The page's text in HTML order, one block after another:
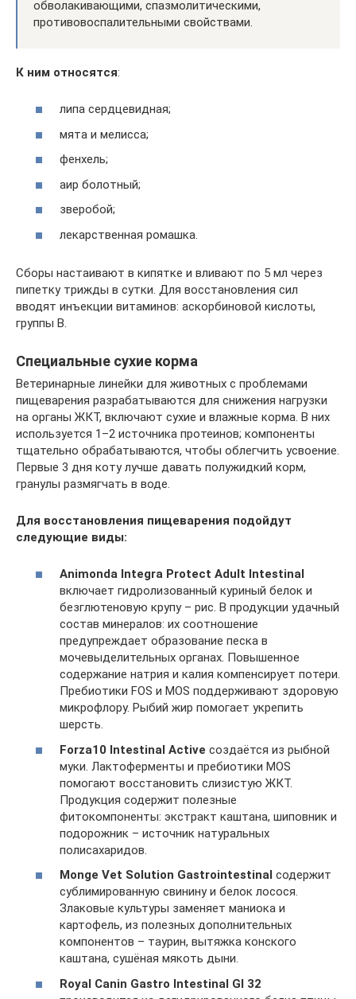
обволакивающими, спазмолитическими,
противовоспалительными свойствами.
К ним относятся:
липа сердцевидная;
мята и мелисса;
фенхель;
аир болотный;
зверобой;
лекарственная ромашка.
Сборы настаивают в кипятке и вливают по 5 мл через
пипетку трижды в сутки. Для восстановления сил
вводят инъекции витаминов: аскорбиновой кислоты,
группы B.
Специальные сухие корма
Ветеринарные линейки для животных с проблемами
пищеварения разрабатываются для снижения нагрузки
на органы ЖКТ, включают сухие и влажные корма. В них
используется 1–2 источника протеинов; компоненты
тщательно обрабатываются, чтобы облегчить усвоение.
Первые 3 дня коту лучше давать полужидкий корм,
гранулы размягчать в воде.
Для восстановления пищеварения подойдут
следующие виды:
Animonda Integra Protect Adult Intestinal
включает гидролизованный куриный белок и
безглютеновую крупу – рис. В продукции удачный
состав минералов: их соотношение
предупреждает образование песка в
мочевыделительных органах. Повышенное
содержание натрия и калия компенсирует потери.
Пребиотики FOS и MOS поддерживают здоровую
микрофлору. Рыбий жир помогает укрепить
шерсть.
Forza10 Intestinal Active создаётся из рыбной
муки. Лактоферменты и пребиотики MOS
помогают восстановить слизистую ЖКТ.
Продукция содержит полезные
фитокомпоненты: экстракт каштана, шиповник и
подорожник – источник натуральных
полисахаридов.
Monge Vet Solution Gastrointestinal содержит
сублимированную свинину и белок лосося.
Злаковые культуры заменяет маниока и
картофель, из полезных дополнительных
компонентов – таурин, вытяжка конского
каштана, сушёная мякоть дыни.
Royal Canin Gastro Intestinal GI 32